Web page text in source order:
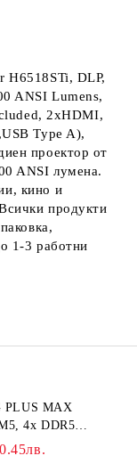
H6518STi, DLP,
ANSI Lumens,
2xHDMI,
Type A),
проектор от
ANSI лумена.
кино и
продукти
1-3 работни
PLUS MAX
4x DDR5
to